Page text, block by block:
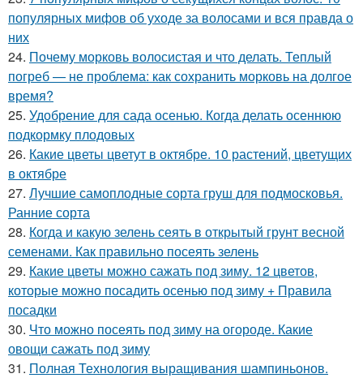
популярных мифов об уходе за волосами и вся правда о
них
24. Почему морковь волосистая и что делать. Теплый
погреб — не проблема: как сохранить морковь на долгое
время?
25. Удобрение для сада осенью. Когда делать осеннюю
подкормку плодовых
26. Какие цветы цветут в октябре. 10 растений, цветущих
в октябре
27. Лучшие самоплодные сорта груш для подмосковья.
Ранние сорта
28. Когда и какую зелень сеять в открытый грунт весной
семенами. Как правильно посеять зелень
29. Какие цветы можно сажать под зиму. 12 цветов,
которые можно посадить осенью под зиму + Правила
посадки
30. Что можно посеять под зиму на огороде. Какие
овощи сажать под зиму
31. Полная Технология выращивания шампиньонов.